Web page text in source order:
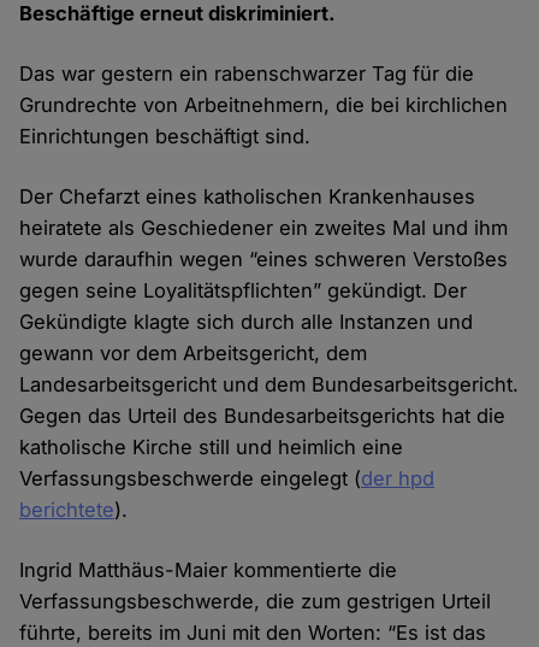
Beschäftige erneut diskriminiert.
Das war gestern ein rabenschwarzer Tag für die
Grundrechte von Arbeitnehmern, die bei kirchlichen
Einrichtungen beschäftigt sind.
Der Chefarzt eines katholischen Krankenhauses
heiratete als Geschiedener ein zweites Mal und ihm
wurde daraufhin wegen “eines schweren Verstoßes
gegen seine Loyalitätspflichten” gekündigt. Der
Gekündigte klagte sich durch alle Instanzen und
gewann vor dem Arbeitsgericht, dem
Landesarbeitsgericht und dem Bundesarbeitsgericht.
Gegen das Urteil des Bundesarbeitsgerichts hat die
katholische Kirche still und heimlich eine
Verfassungsbeschwerde eingelegt (der hpd
berichtete).
Ingrid Matthäus-Maier kommentierte die
Verfassungsbeschwerde, die zum gestrigen Urteil
führte, bereits im Juni mit den Worten: “Es ist das